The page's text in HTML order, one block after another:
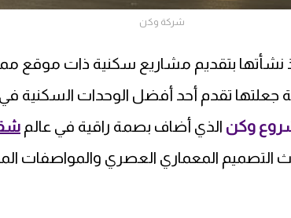
شركة وكن
نشأتها بتقديم مشاريع سكنية ذات موقع
جعلتها تقدم أحد أفضل الوحدات السكنية
وكن الذي أضاف بصمة راقية في عالم
التصميم المعماري العصري والمواصفات